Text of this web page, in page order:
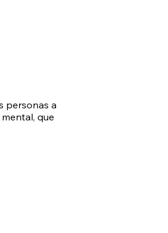
personas a
que